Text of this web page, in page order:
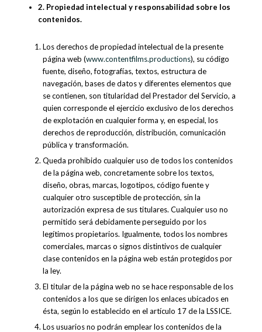
2. Propiedad intelectual y responsabilidad sobre los
contenidos.
Los derechos de propiedad intelectual de la presente
página web (www.contentfilms.productions), su código
fuente, diseño, fotografías, textos, estructura de
navegación, bases de datos y diferentes elementos que
se contienen, son titularidad del Prestador del Servicio, a
quien corresponde el ejercicio exclusivo de los derechos
de explotación en cualquier forma y, en especial, los
derechos de reproducción, distribución, comunicación
pública y transformación.
Queda prohibido cualquier uso de todos los contenidos
de la página web, concretamente sobre los textos,
diseño, obras, marcas, logotipos, código fuente y
cualquier otro susceptible de protección, sin la
autorización expresa de sus titulares. Cualquier uso no
permitido será debidamente perseguido por los
legítimos propietarios. Igualmente, todos los nombres
comerciales, marcas o signos distintivos de cualquier
clase contenidos en la página web están protegidos por
la ley.
El titular de la página web no se hace responsable de los
contenidos a los que se dirigen los enlaces ubicados en
ésta, según lo establecido en el artículo 17 de la LSSICE.
Los usuarios no podrán emplear los contenidos de la